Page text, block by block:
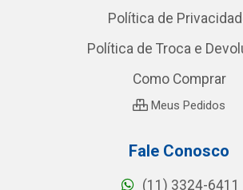
Política de
Política de Troca e
Como Comprar
Meus Pedidos
Fale Conosco
(11) 3324-6411